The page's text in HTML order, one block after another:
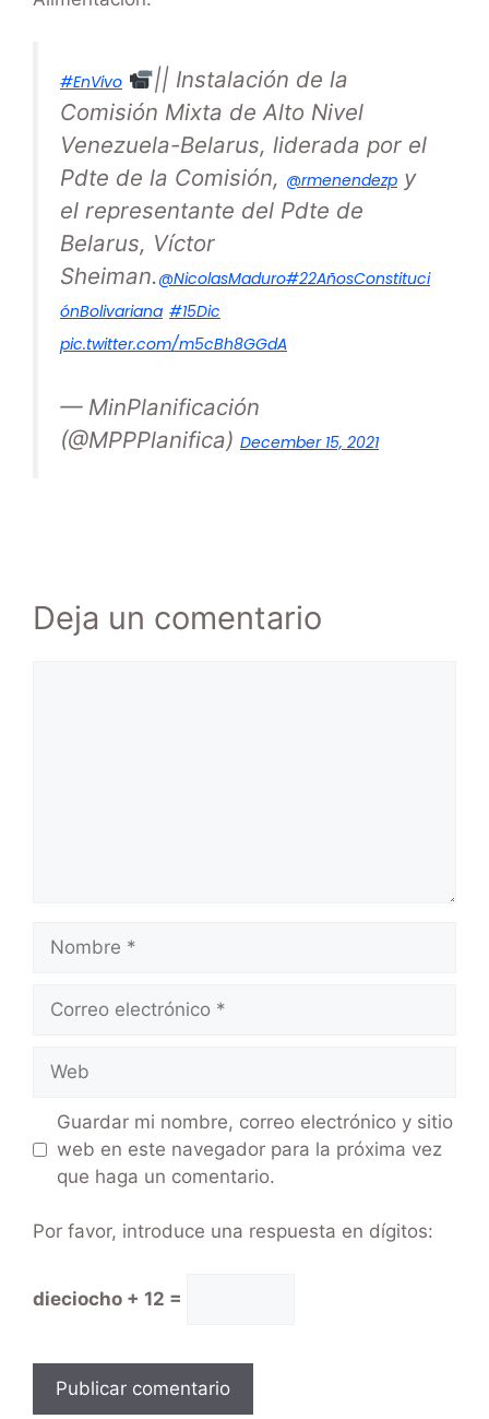
#EnVivo
|| Instalación de la
Comisión Mixta de Alto Nivel
Venezuela-Belarus, liderada por el
Pdte de la Comisión, @rmenendezp y
el representante del Pdte de
Belarus, Víctor
Sheiman.@NicolasMaduro#22AñosConstituci
ónBolivariana #15Dic
pic.twitter.com/m5cBh8GGdA
— MinPlanificación
(@MPPPlanifica) December 15, 2021
Deja un comentario
Guardar mi nombre, correo electrónico y sitio
web en este navegador para la próxima vez
que haga un comentario.
Por favor, introduce una respuesta en dígitos:
dieciocho + 12 =